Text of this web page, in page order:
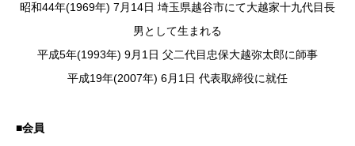
昭和44年(1969年) 7月14日 埼玉県越谷市にて大越家十九代目長
男として生まれる
平成5年(1993年) 9月1日 父二代目忠保大越弥太郎に師事
平成19年(2007年) 6月1日 代表取締役に就任
■会員